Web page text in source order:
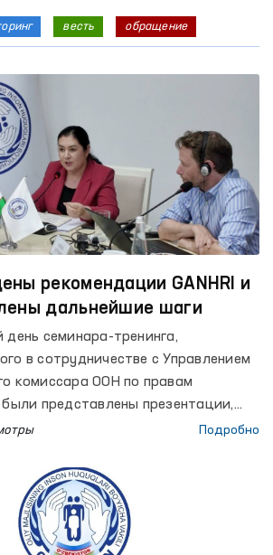
весть обращение
рекомендации GANHRI и
дальнейшие шаги
день семинара-тренинга,
в сотрудничестве с Управлением
комиссара ООН по правам
были представлены презентации,
бюджетному процессу,
структуре, деятельности в
институциональному потенциалу
Омбудсмана. Кроме того, с
состоялись обсуждения и сессия
Подробно